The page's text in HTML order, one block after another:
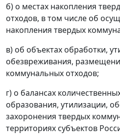
б) о местах накопления
отходов, в том числе об
накопления твердых
в) об объектах обработки,
обезвреживания,
коммунальных отходов;
г) о балансах
образования, утилизации,
захоронения твердых
территориях субъектов